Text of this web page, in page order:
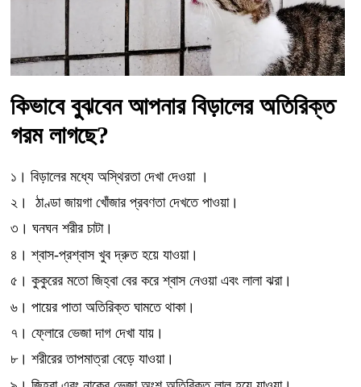
কিভাবে বুঝবেন আপনার বিড়ালের অতিরিক্ত
গরম লাগছে?
১। বিড়ালের মধ্যে অস্থিরতা দেখা দেওয়া ।
২। ঠাণ্ডা জায়গা খোঁজার প্রবণতা দেখতে পাওয়া।
৩। ঘনঘন শরীর চাটা।
৪। শ্বাস-প্রশ্বাস খুব দ্রুত হয়ে যাওয়া।
৫। কুকুরের মতো জিহ্বা বের করে শ্বাস নেওয়া এবং লালা ঝরা।
৬। পায়ের পাতা অতিরিক্ত ঘামতে থাকা।
৭। ফ্লোরে ভেজা দাগ দেখা যায়।
৮। শরীরের তাপমাত্রা বেড়ে যাওয়া।